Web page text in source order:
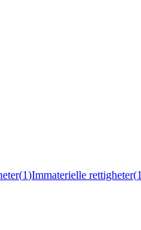
(1)Immaterielle rettigheter(1